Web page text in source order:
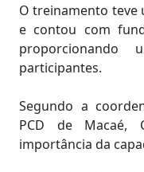
O treinamento teve
e contou com
proporcionando
participantes.
Segundo a
PCD de Macaé,
importância da